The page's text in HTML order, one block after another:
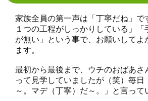
家族全員の第一声は「丁寧だね」で
１つの工程がしっかりしている」「
が無い」という事で、お願いしてよ
ます。
最初から最後まで、ウチのおばあさ
って見学していましたが（笑）毎日
～。マデ（丁寧）だ～。」と言って